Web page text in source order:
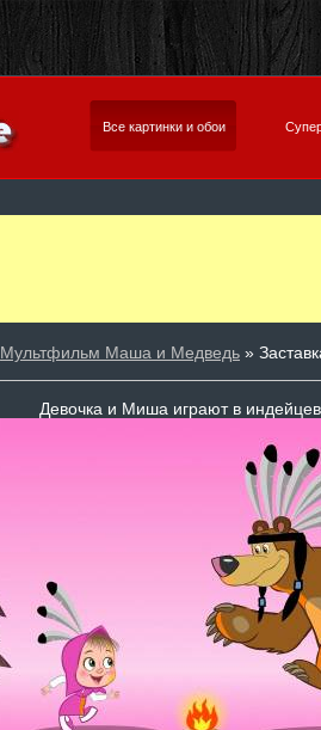
Все картинки и обои
Мультфильм Маша и Медведь »
Девочка и Миша играют в индейцев